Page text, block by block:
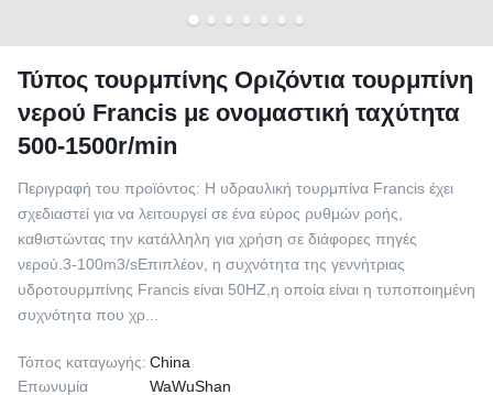
Τύπος τουρμπίνης Οριζόντια τουρμπίνη
νερού Francis με ονομαστική ταχύτητα
500-1500r/min
Περιγραφή του προϊόντος: Η υδραυλική τουρμπίνα Francis έχει
σχεδιαστεί για να λειτουργεί σε ένα εύρος ρυθμών ροής,
καθιστώντας την κατάλληλη για χρήση σε διάφορες πηγές
νερού.3-100m3/sΕπιπλέον, η συχνότητα της γεννήτριας
υδροτουρμπίνης Francis είναι 50HZ,η οποία είναι η τυποποιημένη
συχνότητα που χρ...
Τόπος καταγωγής: China
Επωνυμία
WaWuShan